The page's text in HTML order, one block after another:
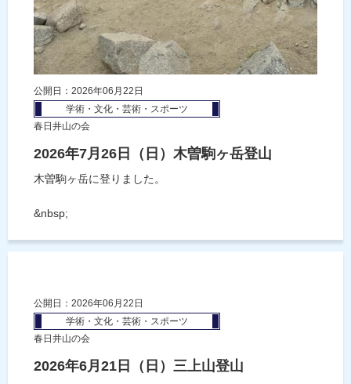
公開日：2026年06月22日
学術・文化・芸術・スポーツ
春日井山の会
2026年7月26日（日）木曽駒ヶ岳登山
木曽駒ヶ岳に登りました。
&nbsp;
公開日：2026年06月22日
学術・文化・芸術・スポーツ
春日井山の会
2026年6月21日（日）三上山登山